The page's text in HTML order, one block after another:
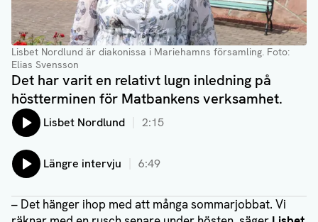
Lisbet Nordlund är diakonissa i Mariehamns församling. Foto:
Elias Svensson
Det har varit en relativt lugn inledning på
höstterminen för Matbankens verksamhet.
Lyssna på:
Lisbet Nordlund 2:15
Lyssna på:
Längre intervju 6:49
– Det hänger ihop med att många sommarjobbat. Vi